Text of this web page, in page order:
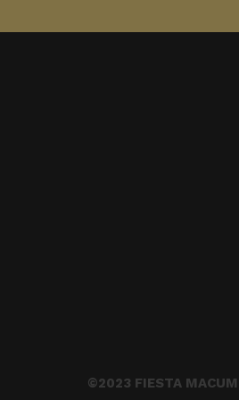
©2023 FIESTA